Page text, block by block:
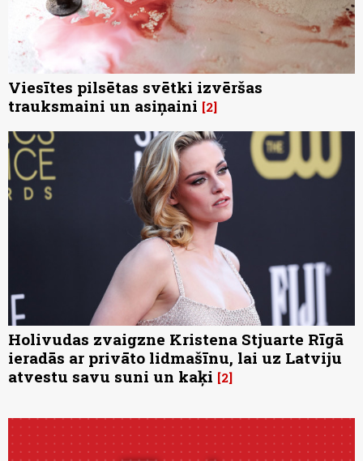
Viesītes pilsētas svētki izvēršas
trauksmaini un asiņaini 2
Holivudas zvaigzne Kristena Stjuarte Rīgā
ieradās ar privāto lidmašīnu, lai uz Latviju
atvestu savu suni un kaķi 2